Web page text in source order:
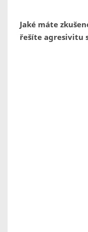
Jaké máte
řešíte agresivitu